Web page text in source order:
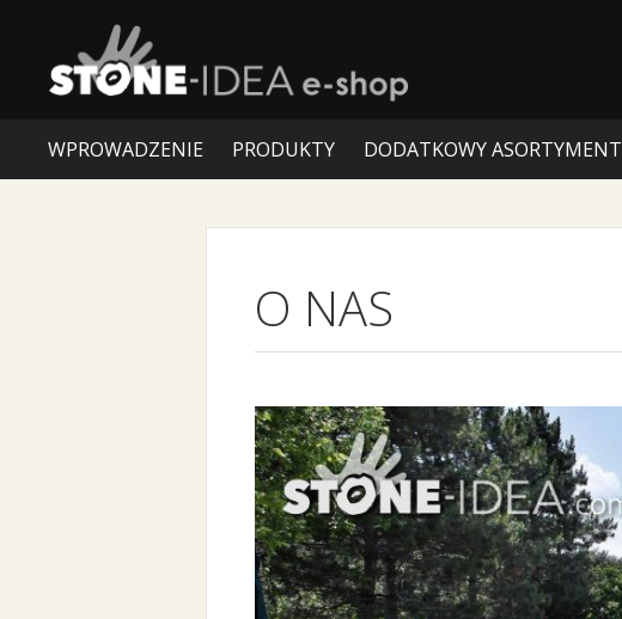
WPROWADZENIE PRODUKTY DODATKOWY ASORTYMENT
O NAS